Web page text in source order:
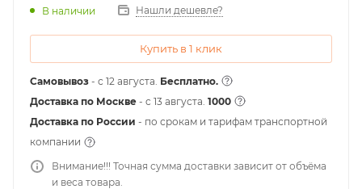
В наличии Нашли дешевле?
Купить в 1 клик
Самовывоз - с 12 августа. Бесплатно.
Доставка по Москве - c 13 августа. 1000
Доставка по России - по срокам и тарифам транспортной
компании
Внимание!!! Точная сумма доставки зависит от объёма
и веса товара.